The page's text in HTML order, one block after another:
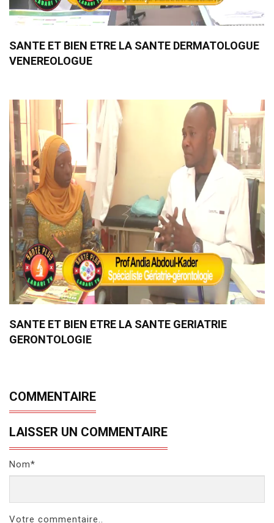
SANTE ET BIEN ETRE LA SANTE DERMATOLOGUE
VENEREOLOGUE
SANTE ET BIEN ETRE LA SANTE GERIATRIE
GERONTOLOGIE
COMMENTAIRE
LAISSER UN COMMENTAIRE
Nom*
Votre commentaire..